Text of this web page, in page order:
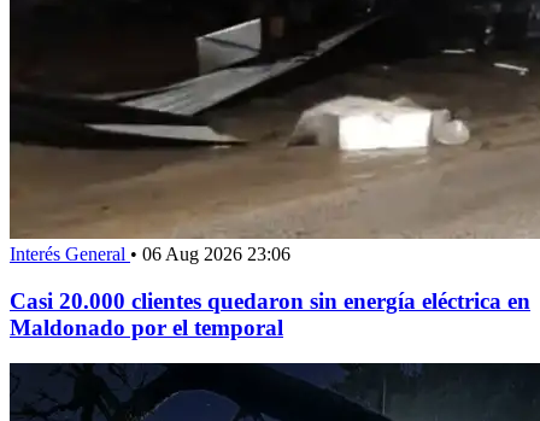
Interés General • 06 Aug 2026 23:06
Casi 20.000 clientes quedaron sin energía eléctrica en
Maldonado por el temporal